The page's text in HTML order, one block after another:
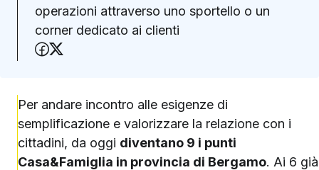
operazioni attraverso uno sportello o un
corner dedicato ai clienti
Condividi su Facebook
Per andare incontro alle esigenze di
semplificazione e valorizzare la relazione con i
cittadini, da oggi diventano 9 i punti
Casa&Famiglia in provincia di Bergamo. Ai 6 già